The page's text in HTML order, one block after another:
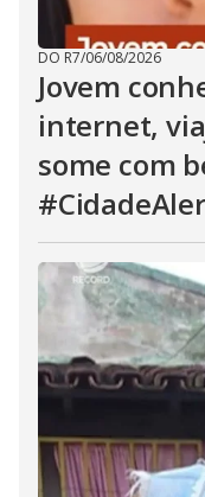
DO R7/06/08/2026
Jovem
internet,
some com